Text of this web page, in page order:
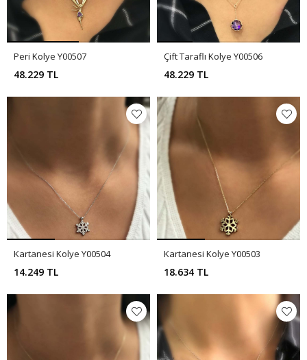
Peri Kolye Y00507
48.229 TL
Çift Taraflı Kolye Y00506
48.229 TL
Kartanesi Kolye Y00504
14.249 TL
Kartanesi Kolye Y00503
18.634 TL